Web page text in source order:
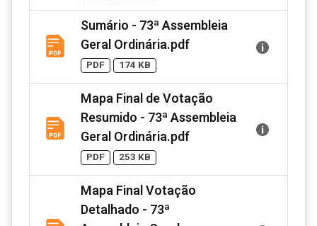
Sumário - 73ª Assembleia
Geral Ordinária.pdf
PDF 174 KB
Mapa Final de Votação
Resumido - 73ª Assembleia
Geral Ordinária.pdf
PDF 253 KB
Mapa Final Votação
Detalhado - 73ª